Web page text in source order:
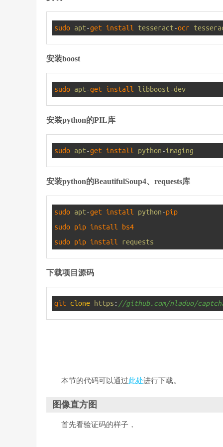
sudo apt-get install tesseract-ocr
安装boost
sudo apt-get install libboost-dev
安装python的PIL库
sudo apt-get install python-imaging
安装python的BeautifulSoup4、requests库
sudo apt-get install python-pip
sudo pip install
bs4
sudo pip install requests
下载项目源码
git clone https : //github.com/nladuo/
本节的代码可以通过此处进行下载。
图像直方图
首先看验证码的样子，